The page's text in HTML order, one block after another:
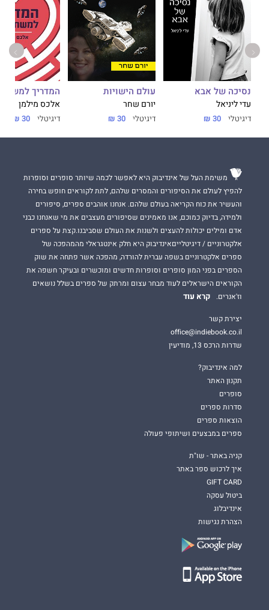
נסיכה של אבא
עדי ליניאל
דיגיטלי 30 ₪
עולם הישויות
יורם שחר
דיגיטלי 30 ₪
המדריך
אלכס מילמן
דיגיטלי 30 ₪
משימת העל של אינדיבוק היא לאפשר לכמה שיותר סופרים וסופרות
להפיץ לעולם את הסיפורים והמסרים שלהם, לתת לקוראים חופש בחירה
והעשיר את כוח הקריאה בעולם שלהם. אנחנו אוהבים ספרים, סיפורים
ולמידה, בדיוק כמוכם, אנו מאמינים שסיפורים מעצבים את מי שאנחנו כבני
אדם ומילים יכולות להעצים ולשנות את העולם שסביבנו.קצת על ספרים
אלקטרוניים / דיגיטלייםאינדיבוק היא חלק אינטגראלי מהמהפכה של
ספרים אלקטרוניים בשפה עברית להורדה, מהפכה אשר פתחה את שוק
הספרים בפני המון סופרים וסופרות חדשים ומוכשרים ובעיקר חשפה את
הקוראים הישראלים לעוד מבחר עצום ומרתק של ספרים בשלל נושאים
וז'אנרים.
קרא עוד
יצירת קשר
office@indiebook.co.il
שדרות הרכס 13, מודיעין
למה אינדיבוק?
תקנון האתר
סופרים
סדרות ספרים
הוצאות ספרים
ספרים במבצעים ושיתופי פעולה
קניה באתר - שו"ת
איך לרכוש ספר באתר
GIFT CARD
ביטול עסקה
אינדיבלוג
הצהרת נגישות